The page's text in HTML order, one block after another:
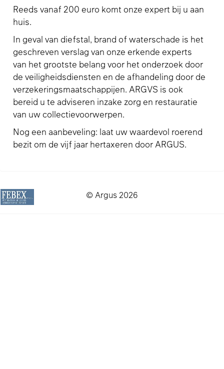
Reeds vanaf 200 euro komt onze expert bij u aan
huis.
In geval van diefstal, brand of waterschade is het
geschreven verslag van onze erkende experts
van het grootste belang voor het onderzoek door
de veiligheidsdiensten en de afhandeling door de
verzekeringsmaatschappijen. ARGVS is ook
bereid u te adviseren inzake zorg en restauratie
van uw collectievoorwerpen.
Nog een aanbeveling: laat uw waardevol roerend
bezit om de vijf jaar hertaxeren door ARGUS.
© Argus 2026